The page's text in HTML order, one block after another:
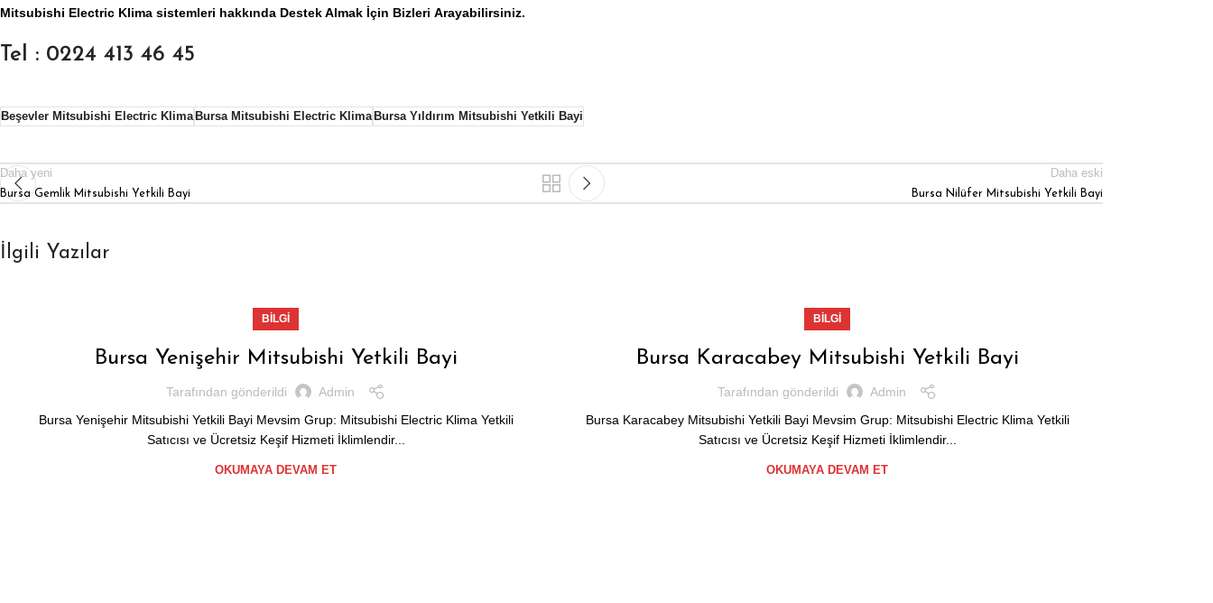
Mitsubishi Electric Klima sistemleri hakkında Destek Almak İçin Bizleri Arayabilirsiniz.
Tel : 0224 413 46 45
Beşevler Mitsubishi Electric KlimaBursa Mitsubishi Electric KlimaBursa Yıldırım Mitsubishi Yetkili Bayi
Daha yeni
Bursa Gemlik Mitsubishi Yetkili Bayi
Daha eski
Bursa Nilüfer Mitsubishi Yetkili Bayi
İlgili Yazılar
BILGI
Bursa Yenişehir Mitsubishi Yetkili Bayi
Tarafından gönderildi
Admin
Bursa Yenişehir Mitsubishi Yetkili Bayi Mevsim Grup: Mitsubishi Electric Klima Yetkili
Satıcısı ve Ücretsiz Keşif Hizmeti İklimlendir...
OKUMAYA DEVAM ET
BILGI
Bursa Karacabey Mitsubishi Yetkili Bayi
Tarafından gönderildi
Admin
Bursa Karacabey Mitsubishi Yetkili Bayi Mevsim Grup: Mitsubishi Electric Klima Yetkili
Satıcısı ve Ücretsiz Keşif Hizmeti İklimlendir...
OKUMAYA DEVAM ET